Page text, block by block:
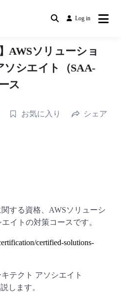
Log in
AWSソリューショ
ソシエイト（SAA-
ス
お気に入り シェア
する資格、AWSソリューシ
イトの対策コースです。
certified-solutions-
テクト アソシエイト
します。